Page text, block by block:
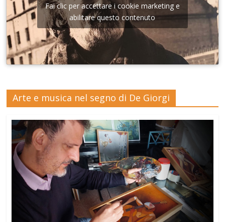
Fai clic per accettare i cookie marketing e
abilitare questo contenuto
Arte e musica nel segno di De Giorgi